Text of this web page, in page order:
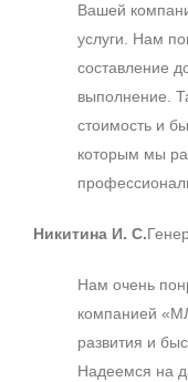
Вашей
услуги. Нам
составление
выполнение.
стоимость и
которым мы
Никитина И. С.
Нам очень
компанией
развития и
Надеемся на